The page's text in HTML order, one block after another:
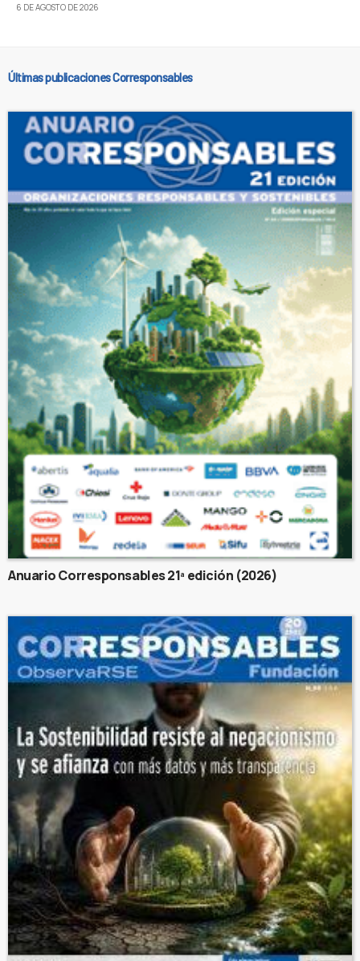
6 DE AGOSTO DE 2026
Últimas publicaciones Corresponsables
Anuario Corresponsables 21ª edición (2026)